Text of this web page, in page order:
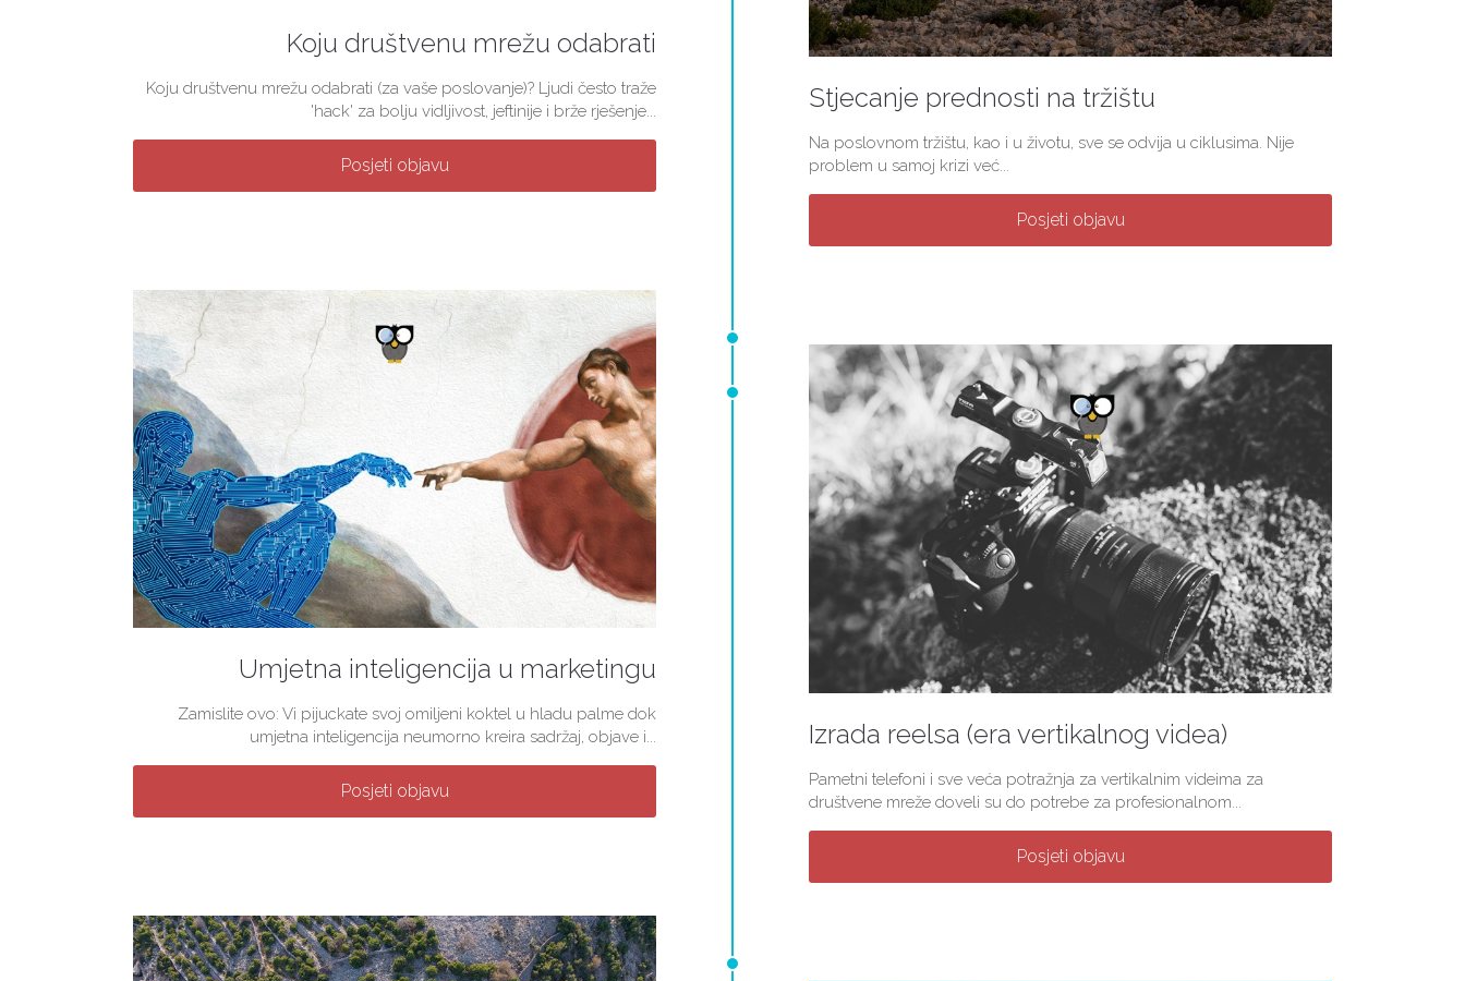
Koju društvenu mrežu odabrati
Koju društvenu mrežu odabrati (za vaše poslovanje)? Ljudi često traže
'hack' za bolju vidljivost, jeftinije i brže rješenje...
Posjeti objavu
Stjecanje prednosti na tržištu
Na poslovnom tržištu, kao i u životu, sve se odvija u ciklusima. Nije
problem u samoj krizi već...
Posjeti objavu
Umjetna inteligencija u marketingu
Zamislite ovo: Vi pijuckate svoj omiljeni koktel u hladu palme dok
umjetna inteligencija neumorno kreira sadržaj, objave i...
Posjeti objavu
Izrada reelsa (era vertikalnog videa)
Pametni telefoni i sve veća potražnja za vertikalnim videima za
društvene mreže doveli su do potrebe za profesionalnom...
Posjeti objavu